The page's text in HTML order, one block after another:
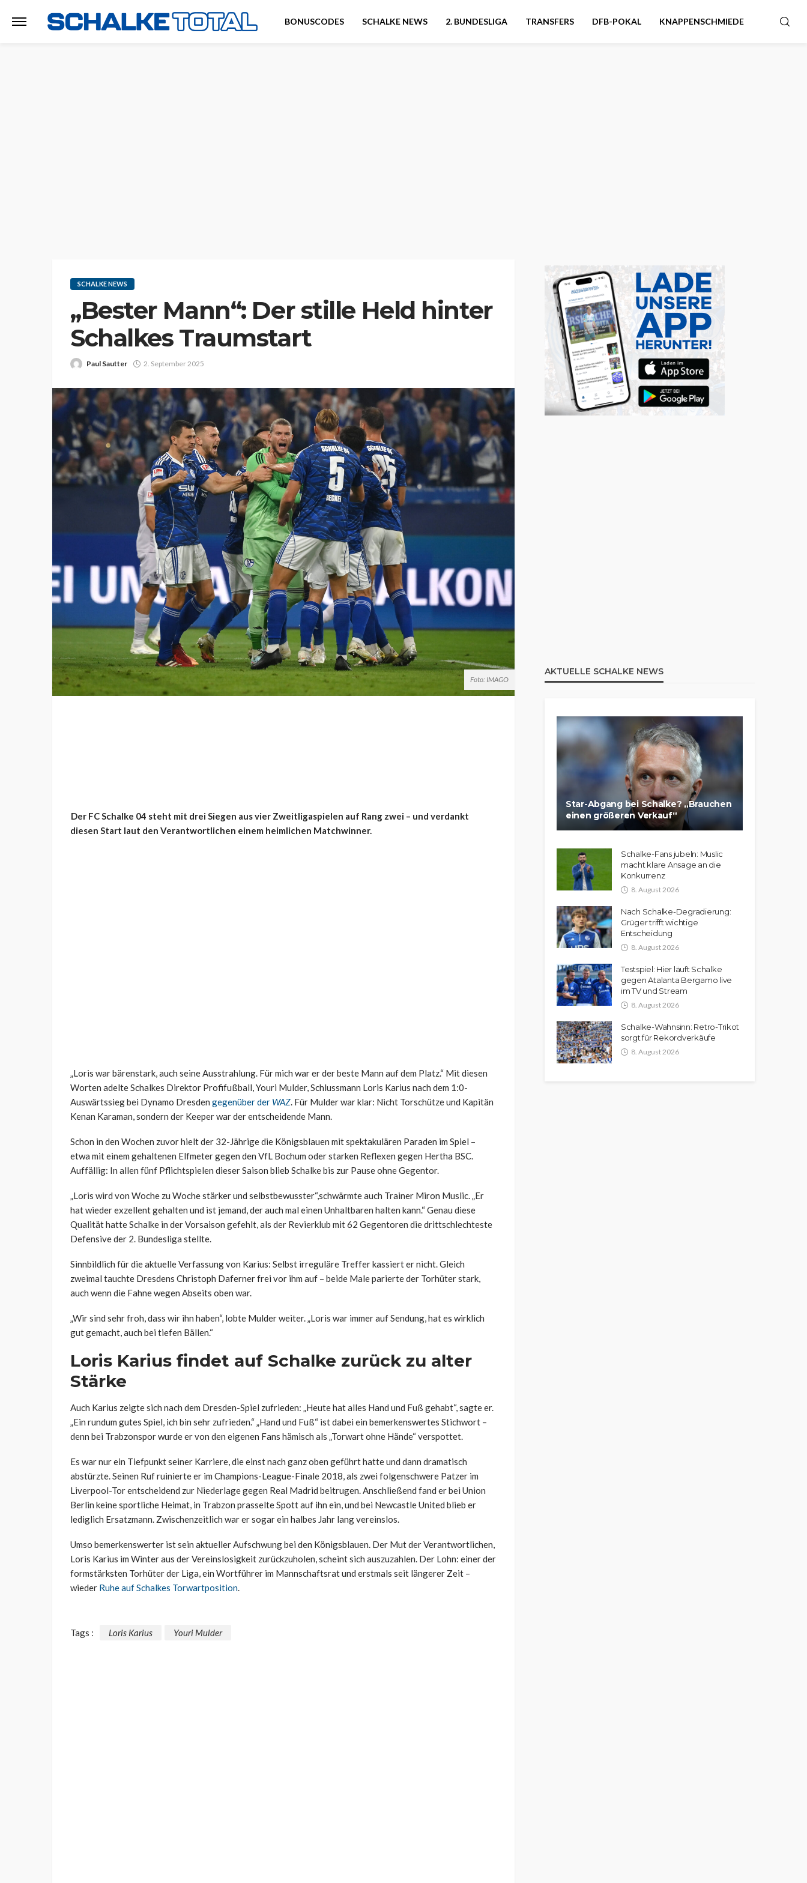
BONUSCODES SCHALKE NEWS 2. BUNDESLIGA TRANSFERS DFB-POKAL KNAPPENSCHMIEDE
SCHALKE NEWS
„Bester Mann“: Der stille Held hinter
Schalkes Traumstart
Paul Sautter 2. September 2025
Foto: IMAGO
Der FC Schalke 04 steht mit drei Siegen aus vier Zweitligaspielen auf Rang zwei – und verdankt
diesen Start laut den Verantwortlichen einem heimlichen Matchwinner.
„Loris war bärenstark, auch seine Ausstrahlung. Für mich war er der beste Mann auf dem Platz.“ Mit diesen
Worten adelte Schalkes Direktor Profifußball, Youri Mulder, Schlussmann Loris Karius nach dem 1:0-
Auswärtssieg bei Dynamo Dresden gegenüber der WAZ. Für Mulder war klar: Nicht Torschütze und Kapitän
Kenan Karaman, sondern der Keeper war der entscheidende Mann.
Schon in den Wochen zuvor hielt der 32-Jährige die Königsblauen mit spektakulären Paraden im Spiel –
etwa mit einem gehaltenen Elfmeter gegen den VfL Bochum oder starken Reflexen gegen Hertha BSC.
Auffällig: In allen fünf Pflichtspielen dieser Saison blieb Schalke bis zur Pause ohne Gegentor.
„Loris wird von Woche zu Woche stärker und selbstbewusster“,schwärmte auch Trainer Miron Muslic. „Er
hat wieder exzellent gehalten und ist jemand, der auch mal einen Unhaltbaren halten kann.“ Genau diese
Qualität hatte Schalke in der Vorsaison gefehlt, als der Revierklub mit 62 Gegentoren die drittschlechteste
Defensive der 2. Bundesliga stellte.
Sinnbildlich für die aktuelle Verfassung von Karius: Selbst irreguläre Treffer kassiert er nicht. Gleich
zweimal tauchte Dresdens Christoph Daferner frei vor ihm auf – beide Male parierte der Torhüter stark,
auch wenn die Fahne wegen Abseits oben war.
„Wir sind sehr froh, dass wir ihn haben“, lobte Mulder weiter. „Loris war immer auf Sendung, hat es wirklich
gut gemacht, auch bei tiefen Bällen.“
Loris Karius findet auf Schalke zurück zu alter
Stärke
Auch Karius zeigte sich nach dem Dresden-Spiel zufrieden: „Heute hat alles Hand und Fuß gehabt“, sagte er.
„Ein rundum gutes Spiel, ich bin sehr zufrieden.“ „Hand und Fuß“ ist dabei ein bemerkenswertes Stichwort –
denn bei Trabzonspor wurde er von den eigenen Fans hämisch als „Torwart ohne Hände“ verspottet.
Es war nur ein Tiefpunkt seiner Karriere, die einst nach ganz oben geführt hatte und dann dramatisch
abstürzte. Seinen Ruf ruinierte er im Champions-League-Finale 2018, als zwei folgenschwere Patzer im
Liverpool-Tor entscheidend zur Niederlage gegen Real Madrid beitrugen. Anschließend fand er bei Union
Berlin keine sportliche Heimat, in Trabzon prasselte Spott auf ihn ein, und bei Newcastle United blieb er
lediglich Ersatzmann. Zwischenzeitlich war er sogar ein halbes Jahr lang vereinslos.
Umso bemerkenswerter ist sein aktueller Aufschwung bei den Königsblauen. Der Mut der Verantwortlichen,
Loris Karius im Winter aus der Vereinslosigkeit zurückzuholen, scheint sich auszuzahlen. Der Lohn: einer der
formstärksten Torhüter der Liga, ein Wortführer im Mannschaftsrat und erstmals seit längerer Zeit –
wieder Ruhe auf Schalkes Torwartposition.
Tags : Loris Karius Youri Mulder
AKTUELLE SCHALKE NEWS
Star-Abgang bei Schalke? „Brauchen
einen größeren Verkauf“
Schalke-Fans jubeln: Muslic
macht klare Ansage an die
Konkurrenz
8. August 2026
Nach Schalke-Degradierung:
Grüger trifft wichtige
Entscheidung
8. August 2026
Testspiel: Hier läuft Schalke
gegen Atalanta Bergamo live
im TV und Stream
8. August 2026
Schalke-Wahnsinn: Retro-Trikot
sorgt für Rekordverkäufe
8. August 2026